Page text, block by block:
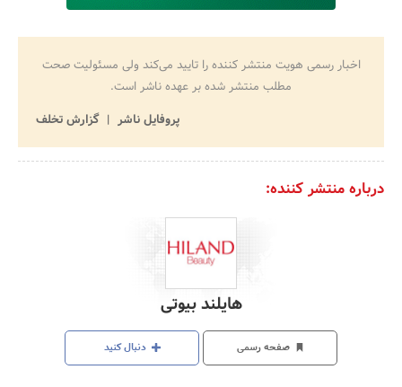
اخبار رسمی هویت منتشر کننده را تایید می‌کند ولی مسئولیت صحت
مطلب منتشر شده بر عهده ناشر است.
پروفایل ناشر
گزارش تخلف
درباره منتشر کننده:
هایلند بیوتی
صفحه رسمی دنبال کنید